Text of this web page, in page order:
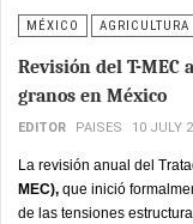
hacia sectores
MÉXICO AGRICULTURA
Revisión del T-MEC
granos en México
EDITOR PAISES 10 JULY
La revisión anual del
MEC), que inició
de las tensiones